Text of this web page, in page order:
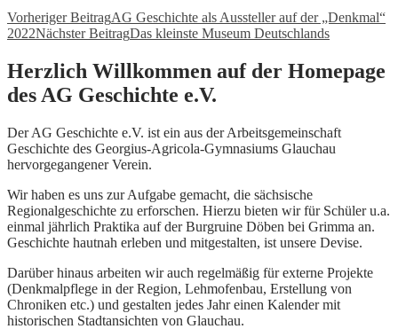
Vorheriger BeitragAG Geschichte als Aussteller auf der „Denkmal“
2022Nächster BeitragDas kleinste Museum Deutschlands
Herzlich Willkommen auf der Homepage
des AG Geschichte e.V.
Der AG Geschichte e.V. ist ein aus der Arbeitsgemeinschaft
Geschichte des Georgius-Agricola-Gymnasiums Glauchau
hervorgegangener Verein.
Wir haben es uns zur Aufgabe gemacht, die sächsische
Regionalgeschichte zu erforschen. Hierzu bieten wir für Schüler u.a.
einmal jährlich Praktika auf der Burgruine Döben bei Grimma an.
Geschichte hautnah erleben und mitgestalten, ist unsere Devise.
Darüber hinaus arbeiten wir auch regelmäßig für externe Projekte
(Denkmalpflege in der Region, Lehmofenbau, Erstellung von
Chroniken etc.) und gestalten jedes Jahr einen Kalender mit
historischen Stadtansichten von Glauchau.